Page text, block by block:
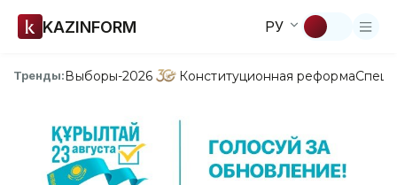
KAZINFORM РУ
Тренды:Выборы-2026 Конституционная реформа